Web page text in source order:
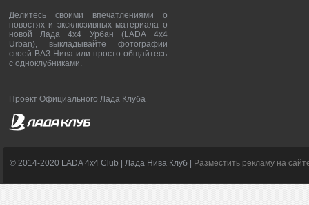
Делитесь своими впечатлениями о
новостях и эксклюзивных материала о
новой Лада 4х4 Урбан (LADA 4x4
Urban), выкладывайте фотографии
своей ВАЗ Нива или просто общайтесь
с одноклубниками.
Проект Официального Лада Клуба
© 2014-2020 LADA 4x4 Club | Лада Нива Клуб | Разместить рекламу на